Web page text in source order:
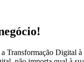
Digital à